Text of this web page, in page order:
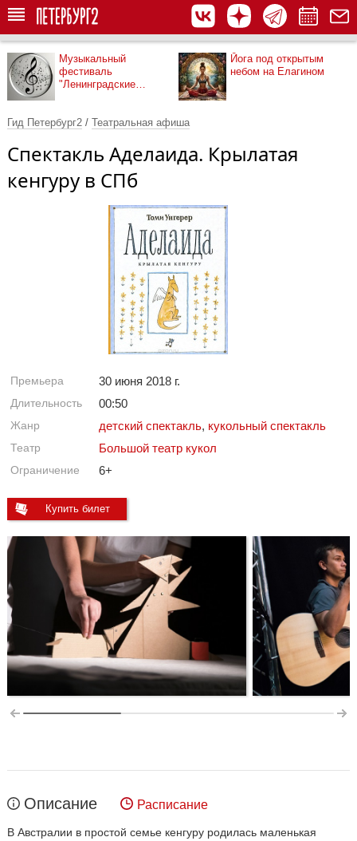
Музыкальный
фестиваль
"Ленинградские
Йога под открытым
небом на Елагином
Гид Петербург2 / Театральная афиша
Спектакль Аделаида. Крылатая
кенгуру в СПб
Премьера 30 июня 2018 г.
Длительность 00:50
Жанр детский спектакль, кукольный спектакль
Театр Большой театр кукол
Ограничение 6+
Купить билет
Описание Расписание
В Австралии в простой семье кенгуру родилась маленькая